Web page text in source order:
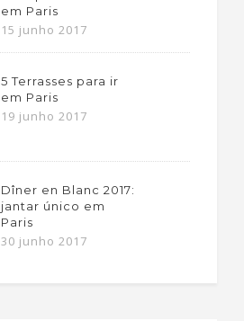
em Paris
15 junho 2017
5 Terrasses para ir
em Paris
19 junho 2017
Dîner en Blanc 2017:
jantar único em
Paris
30 junho 2017